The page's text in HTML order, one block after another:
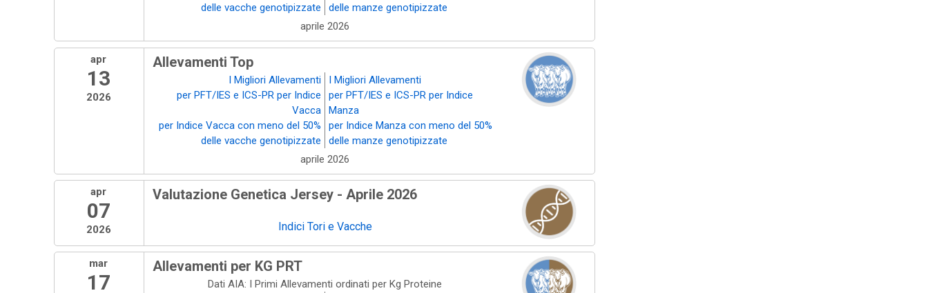
delle vacche genotipizzate
delle manze genotipizzate
aprile 2026
apr
13
2026
Allevamenti Top
I Migliori Allevamenti
per PFT/IES e ICS-PR per Indice
Vacca
per Indice Vacca con meno del 50%
delle vacche genotipizzate
I Migliori Allevamenti
per PFT/IES e ICS-PR per Indice
Manza
per Indice Manza con meno del 50%
delle manze genotipizzate
aprile 2026
apr
07
2026
Valutazione Genetica Jersey - Aprile 2026
Indici Tori e Vacche
mar
17
Allevamenti per KG PRT
Dati AIA: I Primi Allevamenti ordinati per Kg Proteine